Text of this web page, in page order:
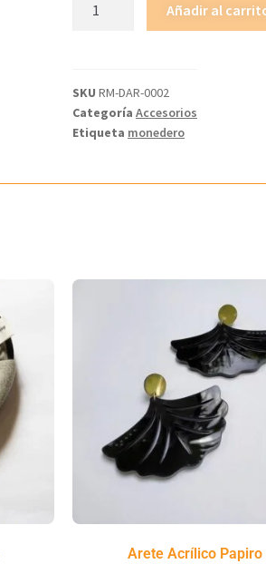
Añadir al
SKU RM-DAR-0002
Categoría Accesorios
Etiqueta monedero
Arete Acrílico Papiro